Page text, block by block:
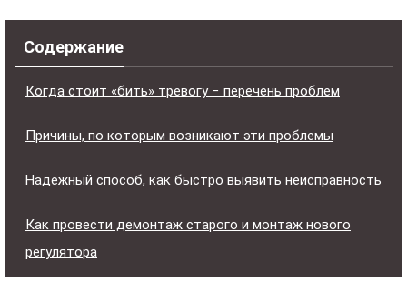
Содержание
Когда стоит «бить» тревогу − перечень проблем
Причины, по которым возникают эти проблемы
Надежный способ, как быстро выявить неисправность
Как провести демонтаж старого и монтаж нового
регулятора